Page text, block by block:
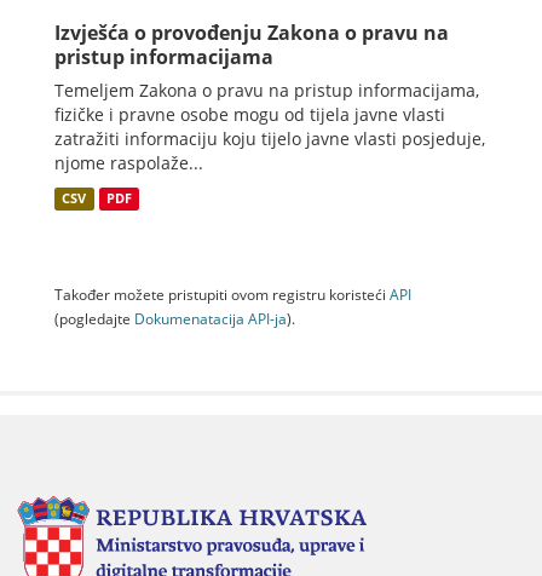
Izvješća o provođenju Zakona o pravu na
pristup informacijama
Temeljem Zakona o pravu na pristup informacijama,
fizičke i pravne osobe mogu od tijela javne vlasti
zatražiti informaciju koju tijelo javne vlasti posjeduje,
njome raspolaže...
CSV PDF
Također možete pristupiti ovom registru koristeći API
(pogledajte Dokumenаtаcijа API-jа).